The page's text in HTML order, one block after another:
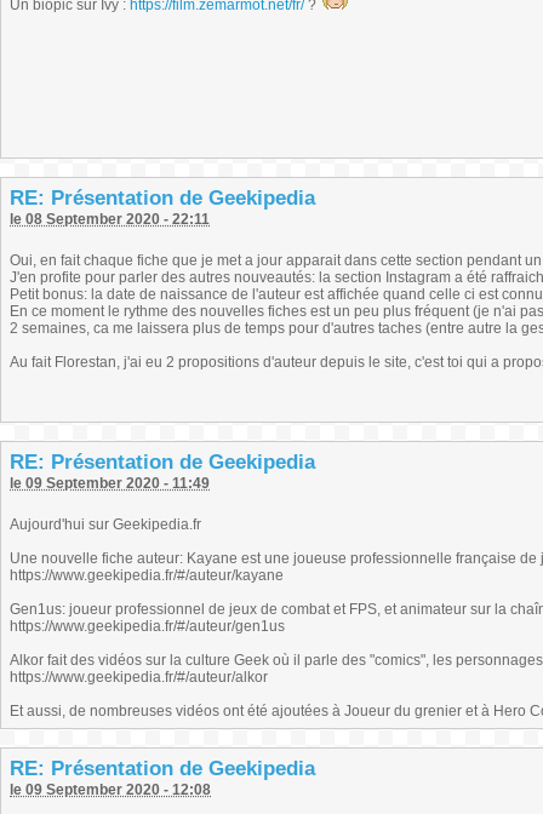
Un biopic sur Ivy : https://film.zemarmot.net/fr/?
RE: Présentation de Geekipedia
le 08 September 2020 - 22:11
Oui, en fait chaque fiche que je met a jour apparait dans cette section pendant
J'en profite pour parler des autres nouveautés: la section Instagram a été
Petit bonus: la date de naissance de l'auteur est affichée quand celle ci est
En ce moment le rythme des nouvelles fiches est un peu plus fréquent (je n'ai
2 semaines, ca me laissera plus de temps pour d'autres taches (entre autre la
Au fait Florestan, j'ai eu 2 propositions d'auteur depuis le site, c'est toi qui a
RE: Présentation de Geekipedia
le 09 September 2020 - 11:49
Aujourd'hui sur Geekipedia.fr
Une nouvelle fiche auteur: Kayane est une joueuse professionnelle française
https://www.geekipedia.fr/#/auteur/kayane
Gen1us: joueur professionnel de jeux de combat et FPS, et animateur sur la
https://www.geekipedia.fr/#/auteur/gen1us
Alkor fait des vidéos sur la culture Geek où il parle des "comics", les
https://www.geekipedia.fr/#/auteur/alkor
Et aussi, de nombreuses vidéos ont été ajoutées à Joueur du grenier et à Hero
RE: Présentation de Geekipedia
le 09 September 2020 - 12:08